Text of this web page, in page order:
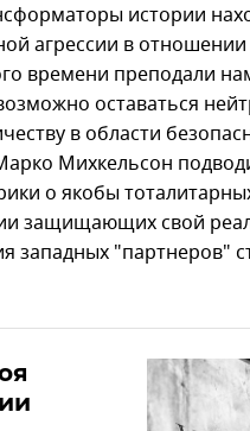
истории
агрессии в отношении
времени преподали
оставаться
в области
Михкельсон
о якобы
защищающих свой
западных "партнеров"